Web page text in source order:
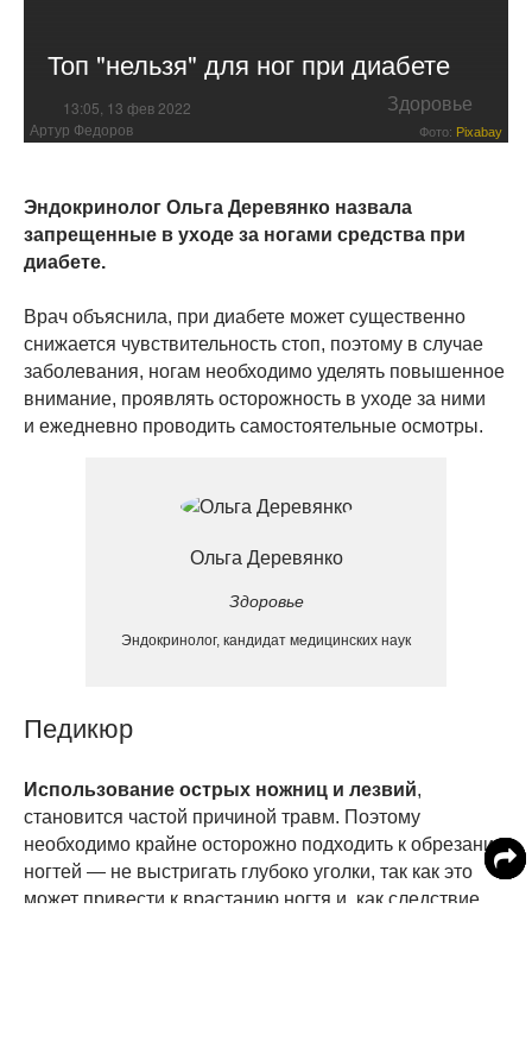
Топ "нельзя" для ног при диабете
13:05, 13 фев 2022 Здоровье
Артур Федоров Фото: Pixabay
Эндокринолог Ольга Деревянко назвала
запрещенные в уходе за ногами средства при
диабете.
Врач объяснила, при диабете может существенно
снижается чувствительность стоп, поэтому в случае
заболевания, ногам необходимо уделять повышенное
внимание, проявлять осторожность в уходе за ними
и ежедневно проводить самостоятельные осмотры.
Ольга Деревянко
Здоровье
Эндокринолог, кандидат медицинских наук
Педикюр
Использование острых ножниц и лезвий,
становится частой причиной травм. Поэтому
необходимо крайне осторожно подходить к обрезанию
ногтей — не выстригать глубоко уголки, так как это
может привести к врастанию ногтя и, как следствие,